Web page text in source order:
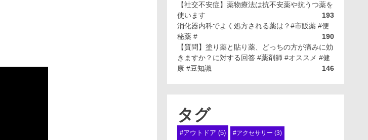
【社交不安症】薬物療法は抗不安薬や抗うつ薬を
使います
193
消化器内科でよく処方される薬は？#市販薬 #便
秘薬 #
190
【質問】塗り薬と貼り薬、どっちの方が痛みに効
きますか？に対する回答 #薬剤師 #オススメ #健
康 #豆知識
146
タグ
#アウトドア (5) #アクセサリー (3)